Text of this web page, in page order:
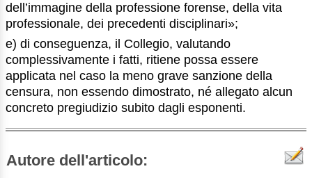
dell’immagine della professione forense, della vita
professionale, dei precedenti disciplinari»;
e) di conseguenza, il Collegio, valutando
complessivamente i fatti, ritiene possa essere
applicata nel caso la meno grave sanzione della
censura, non essendo dimostrato, né allegato alcun
concreto pregiudizio subito dagli esponenti.
Autore dell'articolo: